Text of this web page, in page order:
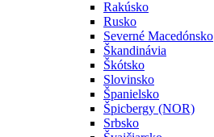
Rakúsko
Rusko
Severné Macedónsko
Škandinávia
Škótsko
Slovinsko
Španielsko
Špicbergy (NOR)
Srbsko